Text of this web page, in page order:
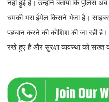
नहीं हुई है। उन्होंने बताया कि पुलिस
धमकी भरा ईमेल किसने भेजा है।
पहचान करने की कोशिश की जा रही
रखे हुए है और सुरक्षा व्यवस्था को सख्त